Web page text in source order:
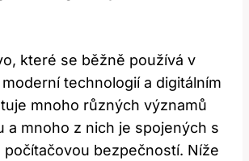
​které se běžně ⁤používá v
technologií a digitálním
mnoho⁢ různých významů
a mnoho ⁤z nich je spojených s
počítačovou bezpečností. Níže